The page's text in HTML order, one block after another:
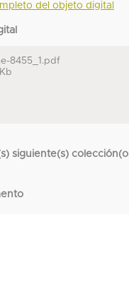
del objeto digital
8455_1.pdf
siguiente(s)